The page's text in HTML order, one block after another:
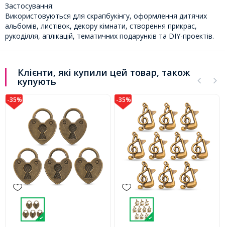
Застосування:
Використовуються для скрапбукінгу, оформлення дитячих
альбомів, листівок, декору кімнати, створення прикрас,
рукоділля, аплікацій, тематичних подарунків та DIY-проектів.
Клієнти, які купили цей товар, також
купують
-35% -35%